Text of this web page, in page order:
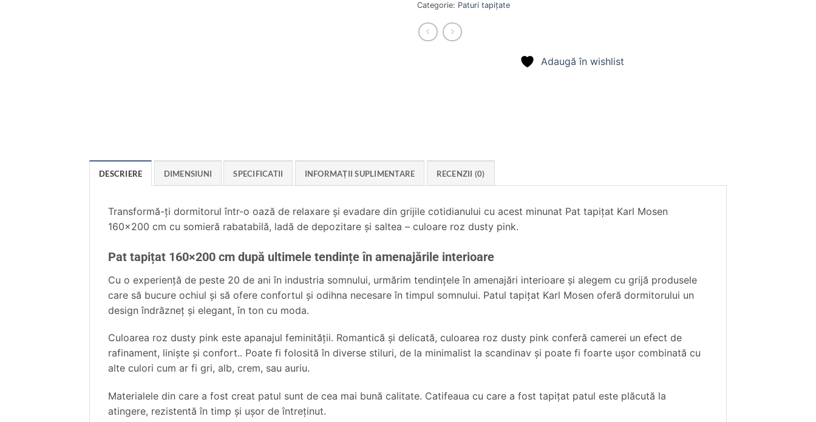
Categorie: Paturi tapițate
Adaugă în wishlist
DESCRIERE DIMENSIUNI SPECIFICATII INFORMAȚII SUPLIMENTARE RECENZII (0)
Transformă-ți dormitorul într-o oază de relaxare și evadare din grijile cotidianului cu acest minunat Pat tapițat Karl Mosen
160×200 cm cu somieră rabatabilă, ladă de depozitare și saltea – culoare roz dusty pink.
Pat tapițat 160×200 cm după ultimele tendințe în amenajările interioare
Cu o experiență de peste 20 de ani în industria somnului, urmărim tendințele în amenajări interioare și alegem cu grijă produsele
care să bucure ochiul și să ofere confortul și odihna necesare în timpul somnului. Patul tapițat Karl Mosen oferă dormitorului un
design îndrăzneţ şi elegant, în ton cu moda.
Culoarea roz dusty pink este apanajul feminității. Romantică și delicată, culoarea roz dusty pink conferă camerei un efect de
rafinament, liniște și confort.. Poate fi folosită în diverse stiluri, de la minimalist la scandinav și poate fi foarte ușor combinată cu
alte culori cum ar fi gri, alb, crem, sau auriu.
Materialele din care a fost creat patul sunt de cea mai bună calitate. Catifeaua cu care a fost tapiţat patul este plăcută la
atingere, rezistentă în timp şi uşor de întreţinut.